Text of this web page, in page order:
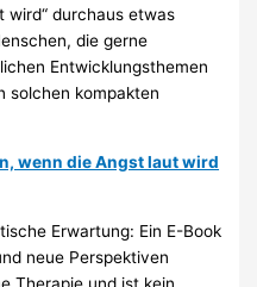
wird“ durchaus etwas
die gerne
Entwicklungsthemen
solchen kompakten
wenn die Angst laut wird
Erwartung: Ein E-Book
neue Perspektiven
Therapie und ist kein